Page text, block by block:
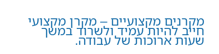
מקרנים מקצועיים – מקרן מקצועי
חייב להיות עמיד ולשרוד במשך
שעות ארוכות של עבודה.